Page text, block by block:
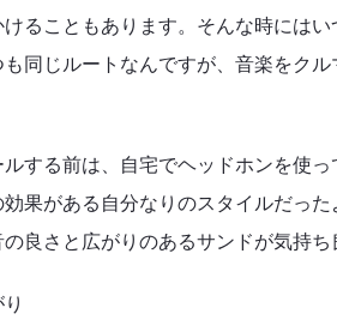
ることもあります。そんな時には
同じルートなんですが、音楽をク
する前は、自宅でヘッドホンを使
果がある自分なりのスタイルだっ
良さと広がりのあるサンドが気持ち